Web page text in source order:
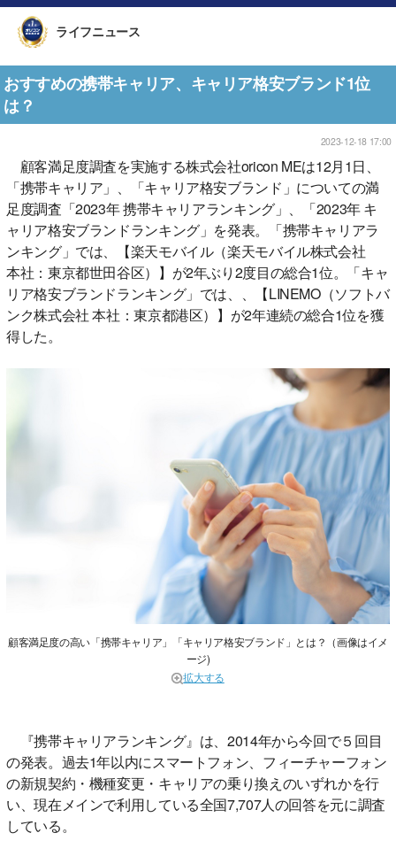
ライフニュース
おすすめの携帯キャリア、キャリア格安ブランド1位
は？
2023-12-18 17:00
顧客満足度調査を実施する株式会社oricon MEは12月1日、
「携帯キャリア」、「キャリア格安ブランド」についての満
足度調査「2023年 携帯キャリアランキング」、「2023年 キ
ャリア格安ブランドランキング」を発表。「携帯キャリアラ
ンキング」では、【楽天モバイル（楽天モバイル株式会社
本社：東京都世田谷区）】が2年ぶり2度目の総合1位。「キャ
リア格安ブランドランキング」では、、【LINEMO（ソフトバ
ンク株式会社 本社：東京都港区）】が2年連続の総合1位を獲
得した。
顧客満足度の高い「携帯キャリア」「キャリア格安ブランド」とは？（画像はイメ
ージ)
拡大する
『携帯キャリアランキング』は、2014年から今回で５回目
の発表。過去1年以内にスマートフォン、フィーチャーフォン
の新規契約・機種変更・キャリアの乗り換えのいずれかを行
い、現在メインで利用している全国7,707人の回答を元に調査
している。